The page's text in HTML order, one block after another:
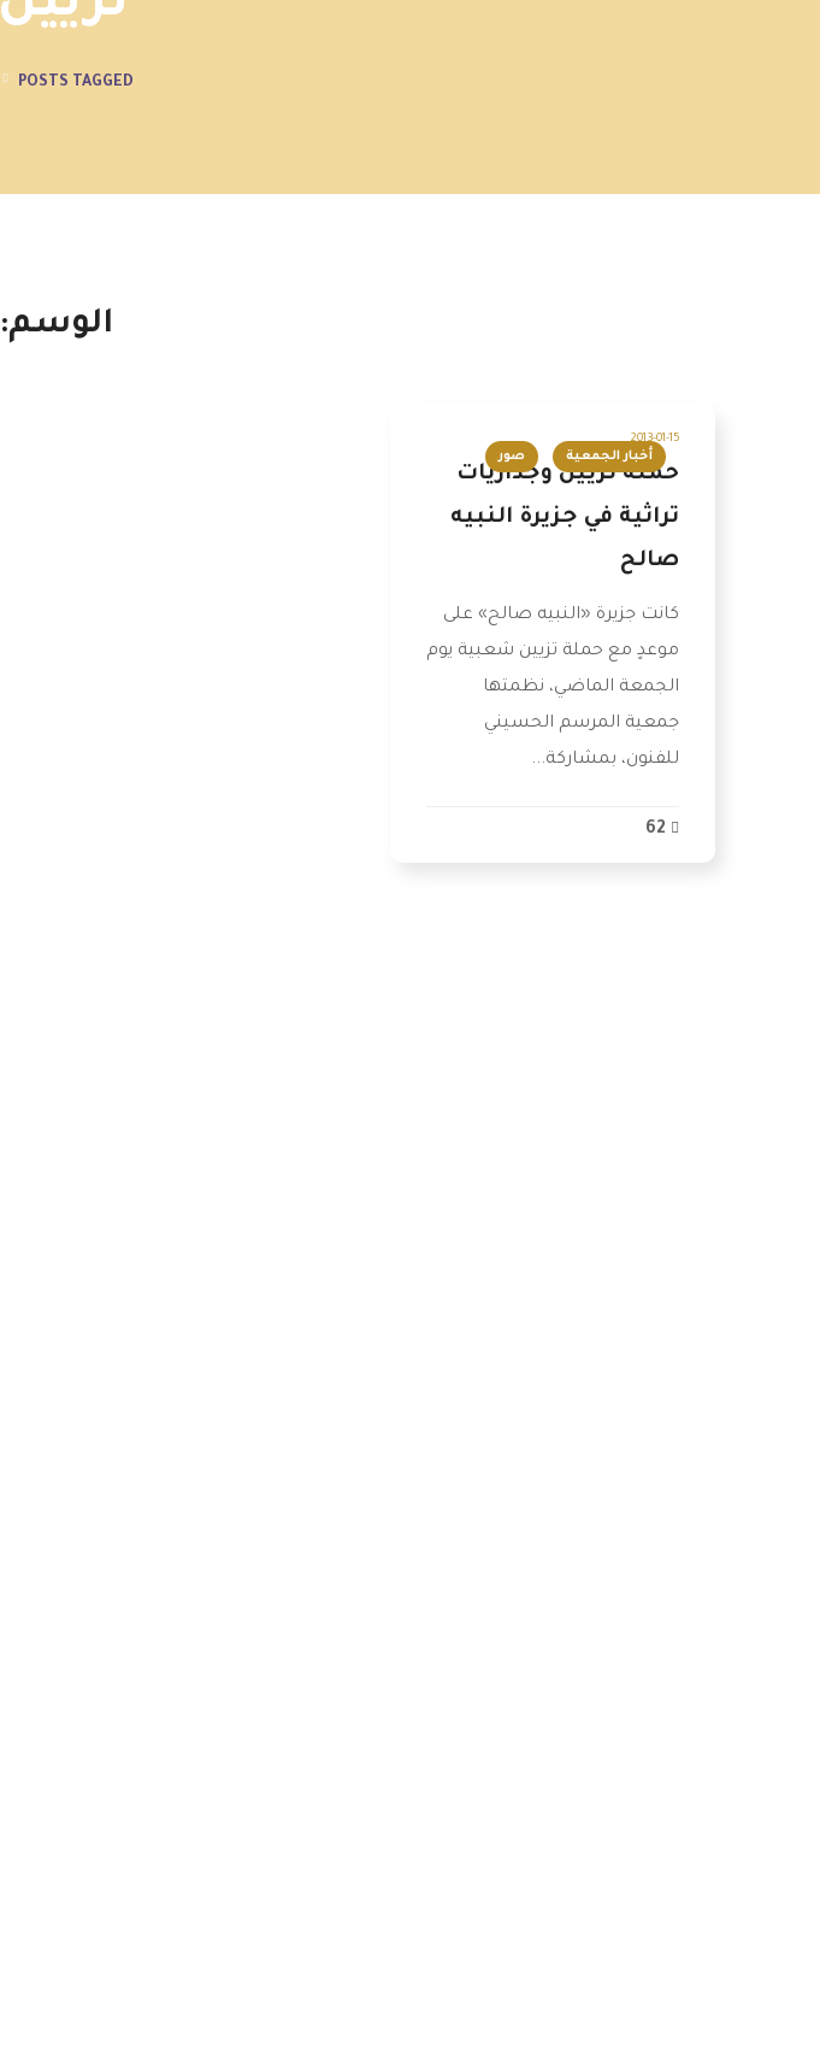
POSTS TAGGED "تزيين"
الوسم:
أخبار الجمعية صور
2013-01-15
حملة تزيين وجداريات
تراثية في جزيرة النبيه
صالح
كانت جزيرة «النبيه صالح» على
موعدٍ مع حملة تزيين شعبية يوم
الجمعة الماضي، نظمتها
جمعية المرسم الحسيني
للفنون، بمشاركة...
62